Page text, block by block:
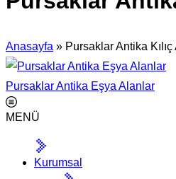
Anasayfa » Pursaklar Antika
Pursaklar Antika Eşya Alanlar
MENÜ
Kurumsal